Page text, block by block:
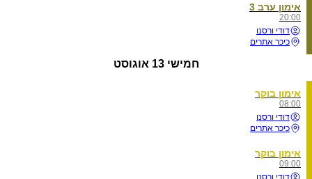
אימון ערב 3
20:00
דודי ורסנו
כיכר אתרים
חמישי 13 אוגוסט
אימון בוקר
08:00
דודי ורסנו
כיכר אתרים
אימון בוקר
09:00
דודי ורסנו